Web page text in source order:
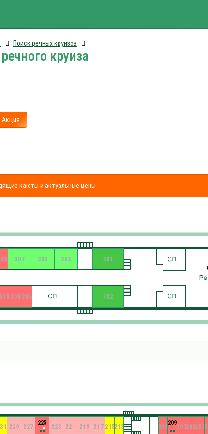
Поиск речных круизов
круиза
Акция
каюты и актуальные цены
301
302
303
305
306
307
308
310
203
205
207
209
211
213
215
217
219
221
223
225
227
229